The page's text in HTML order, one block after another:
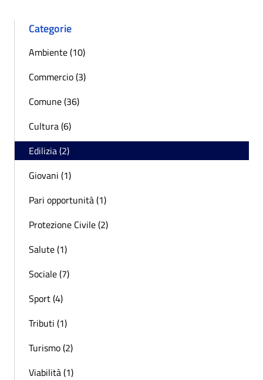
Categorie
Ambiente (10)
Commercio (3)
Comune (36)
Cultura (6)
Edilizia (2)
Giovani (1)
Pari opportunità (1)
Protezione Civile (2)
Salute (1)
Sociale (7)
Sport (4)
Tributi (1)
Turismo (2)
Viabilità (1)